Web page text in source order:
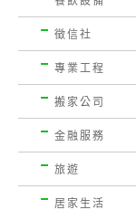
徵信社
專業工程
搬家公司
金融服務
旅遊
居家生活